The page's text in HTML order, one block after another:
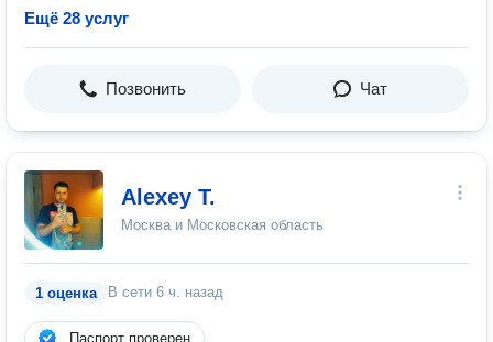
Ещё 28 услуг
Позвонить Чат
Alexey T.
Москва и Московская область
1 оценка В сети 6 ч. назад
Паспорт проверен